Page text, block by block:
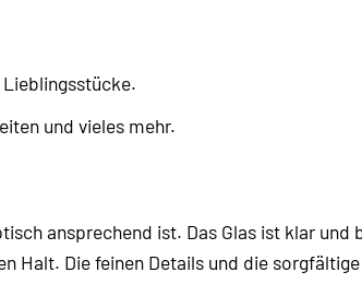
und vieles mehr.
ansprechend ist. Das Glas ist klar und
Halt. Die feinen Details und die